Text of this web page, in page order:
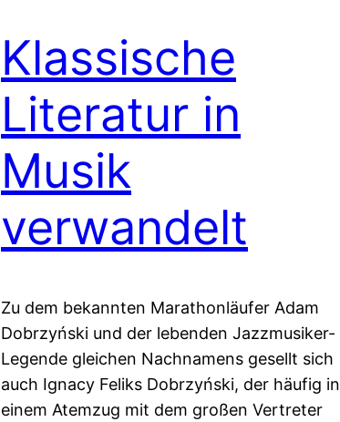
Klassische
Literatur in
Musik
verwandelt
Zu dem bekannten Marathonläufer Adam
Dobrzyński und der lebenden Jazzmusiker-
Legende gleichen Nachnamens gesellt sich
auch Ignacy Feliks Dobrzyński, der häufig in
einem Atemzug mit dem großen Vertreter